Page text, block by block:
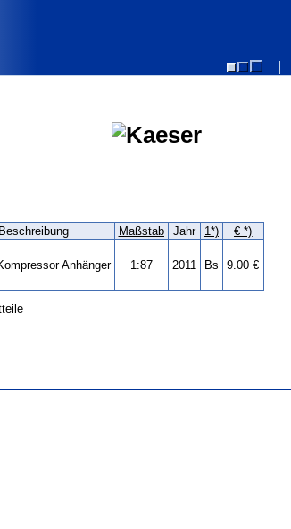
Beschreibung Maßstab Jahr 1*) € *)
Anhänger
1:87 2011 Bs 9.00 €